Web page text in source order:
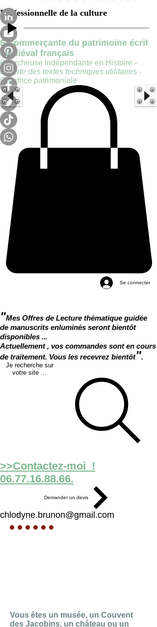
Professionnelle de la culture
E-commerçante du patrimoine écrit
médiéval français
Chercheuse indépendante en Histoire -
experte des textes techniques utilitaires -
Créatrice patrimoniale
Se connecter
"Mes Offres de Lecture thématique guidée
de manuscrits enluminés seront bientôt
disponibles ...
Actuellement , vos commandes sont en cours
de traitement. Vous les recevrez bientôt".
Je recherche sur
votre site ...
>>Contactez-moi !
06.77.16.88.66.
Demander un devis
chlodyne.brunon@gmail.com
Vous êtes un musée, un Couvent
des Jacobins, un château ou un